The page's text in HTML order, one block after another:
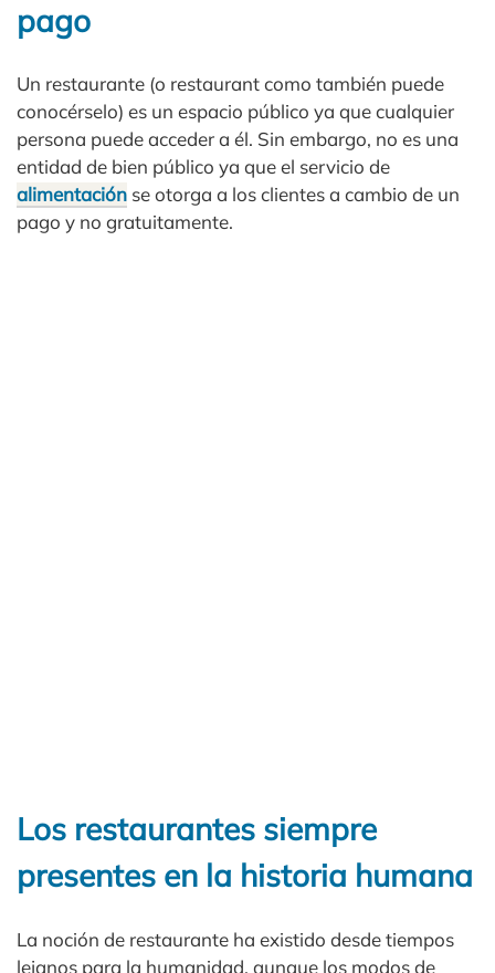
pago
Un restaurante (o restaurant como también puede
conocérselo) es un espacio público ya que cualquier
persona puede acceder a él. Sin embargo, no es una
entidad de bien público ya que el servicio de
alimentación se otorga a los clientes a cambio de un
pago y no gratuitamente.
Los restaurantes siempre
presentes en la historia humana
La noción de restaurante ha existido desde tiempos
lejanos para la humanidad, aunque los modos de